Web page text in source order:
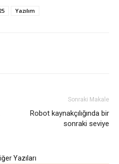
Yazılım
Sonraki Makale
Robot kaynakçılığında bir
sonraki seviye
Yazıları